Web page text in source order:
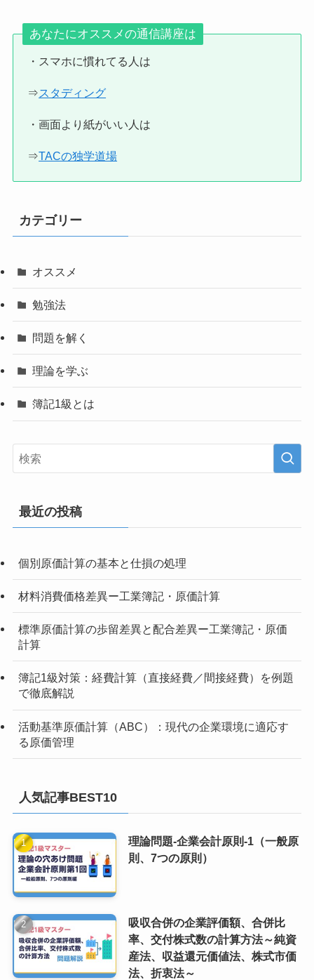
あなたにオススメの通信講座は
・スマホに慣れてる人は
⇒スタディング
・画面より紙がいい人は
⇒TACの独学道場
カテゴリー
オススメ
勉強法
問題を解く
理論を学ぶ
簿記1級とは
最近の投稿
個別原価計算の基本と仕損の処理
材料消費価格差異ー工業簿記・原価計算
標準原価計算の歩留差異と配合差異ー工業簿記・原価
計算
簿記1級対策：経費計算（直接経費／間接経費）を例題
で徹底解説
活動基準原価計算（ABC）：現代の企業環境に適応す
る原価管理
人気記事BEST10
理論問題-企業会計原則-1（一般原
則、7つの原則）
吸収合併の企業評価額、合併比
率、交付株式数の計算方法～純資
産法、収益還元価値法、株式市価
法、折衷法～